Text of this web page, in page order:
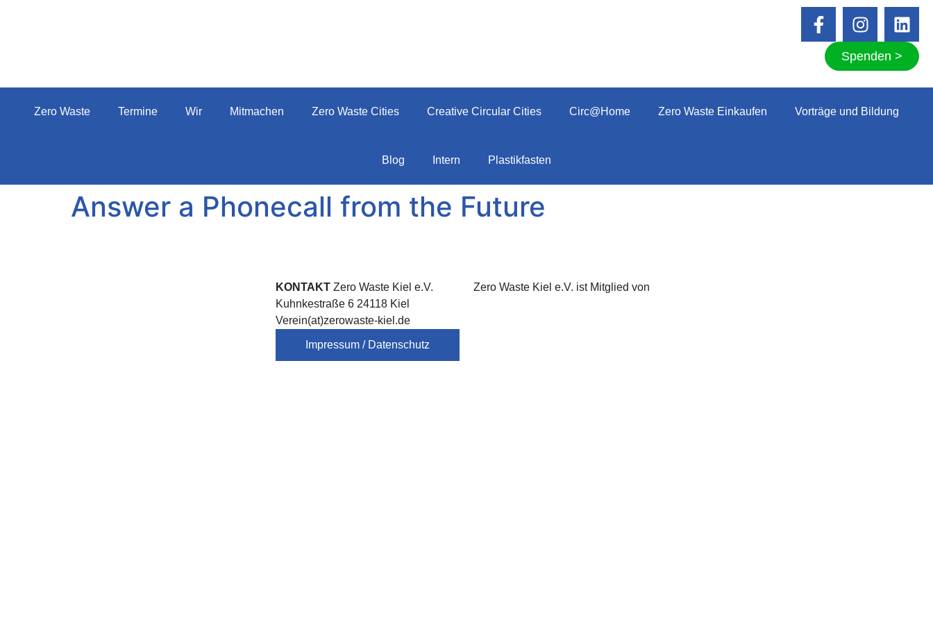
Spenden >
Zero Waste Termine Wir Mitmachen Zero Waste Cities Creative Circular Cities Circ@Home Zero Waste Einkaufen Vorträge und Bildung
Blog Intern Plastikfasten
Answer a Phonecall from the Future
KONTAKT Zero Waste Kiel e.V.
Kuhnkestraße 6 24118 Kiel
Verein(at)zerowaste-kiel.de
Impressum / Datenschutz
Zero Waste Kiel e.V. ist Mitglied von